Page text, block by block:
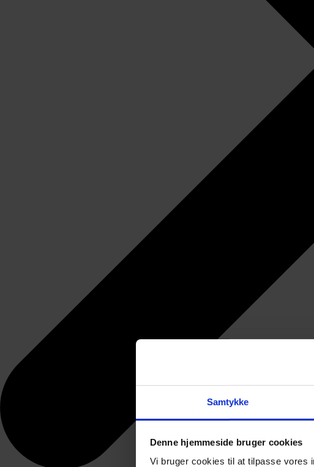
Samtykke
Denne hjemmeside bruger cookies
Vi bruger cookies til at tilpasse vores